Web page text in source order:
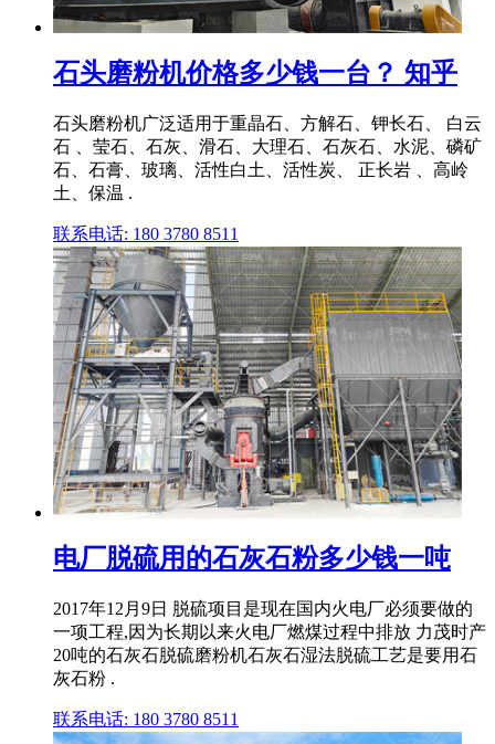
石头磨粉机价格多少钱一台？ 知乎
石头磨粉机广泛适用于重晶石、方解石、钾长石、 白云
石 、莹石、石灰、滑石、大理石、石灰石、水泥、磷矿
石、石膏、玻璃、活性白土、活性炭、 正长岩 、高岭
土、保温 .
联系电话: 180 3780 8511
电厂脱硫用的石灰石粉多少钱一吨
2017年12月9日 脱硫项目是现在国内火电厂必须要做的
一项工程,因为长期以来火电厂燃煤过程中排放 力茂时产
20吨的石灰石脱硫磨粉机石灰石湿法脱硫工艺是要用石
灰石粉 .
联系电话: 180 3780 8511